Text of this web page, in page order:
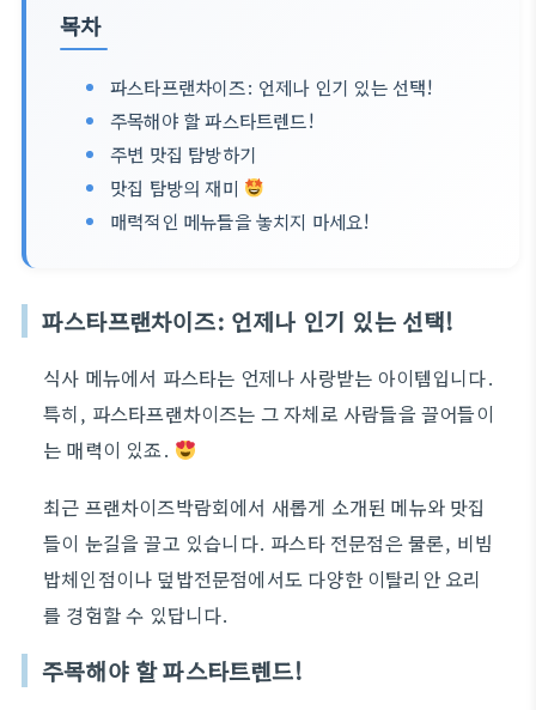
목차
파스타프랜차이즈: 언제나 인기 있는 선택!
주목해야 할 파스타트렌드!
주변 맛집 탐방하기
맛집 탐방의 재미
매력적인 메뉴들을 놓치지 마세요!
파스타프랜차이즈: 언제나 인기 있는 선택!
식사 메뉴에서 파스타는 언제나 사랑받는 아이템입니다.
특히, 파스타프랜차이즈는 그 자체로 사람들을 끌어들이
는 매력이 있죠.
최근 프랜차이즈박람회에서 새롭게 소개된 메뉴와 맛집
들이 눈길을 끌고 있습니다. 파스타 전문점은 물론, 비빔
밥체인점이나 덮밥전문점에서도 다양한 이탈리안 요리
를 경험할 수 있답니다.
주목해야 할 파스타트렌드!